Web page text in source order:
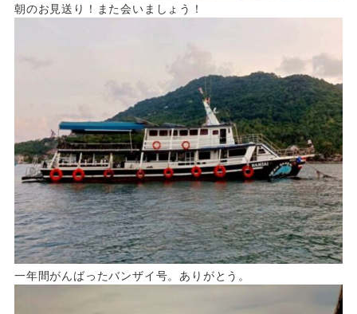
朝のお見送り！また会いましょう！
一年間がんばったバンザイ号。ありがとう。